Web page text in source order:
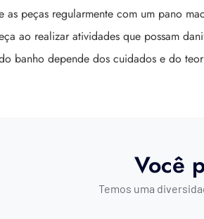
as peças regularmente com um pano
ao realizar atividades que possam
banho depende dos cuidados e do
Você
Temos uma